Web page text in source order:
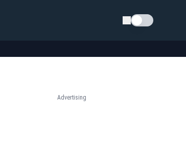
Schimba tema
Advertising